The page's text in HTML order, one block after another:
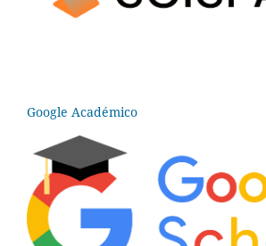
Google Académico